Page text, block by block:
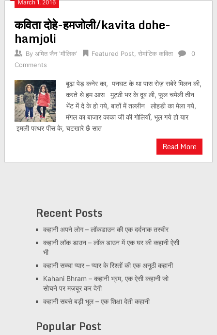
March 1, 2016
कविता दोहे-हमजोली/kavita dohe-
hamjoli
By अमित जैन 'मौलिक' Featured Post रोमांटिक कविता
0
Comments
बूढ़ा पेड़ कनेर का, पनघट के था पास रोज़ सबेरे मिलन की,
करते थे हम आस मुट्ठी भर के दूब ली, फूल चमेली तीन
भेंट में दे के हो गये, बातों में तल्लीन लोहडी का मेला गये,
मंगल का बाजार काका जी की गोलियाँ, भूल गये हो यार
इमली पत्थर पीस के, चटखारे छै सात
Read More
Recent Posts
कहानी अपने लोग – लॉकडाउन की एक दर्दनाक तस्वीर
कहानी लॉक डाउन – लॉक डाउन में एक घर की कहानी ऐसी
भी
कहानी सच्चा प्यार – प्यार के रिश्तों की एक अनूठी कहानी
Kahani Bhram – कहानी भ्रम, एक ऐसी कहानी जो
सोचने पर मज़बूर कर देगी
कहानी सबसे बड़ी भूल – एक शिक्षा देती कहानी
Popular Post